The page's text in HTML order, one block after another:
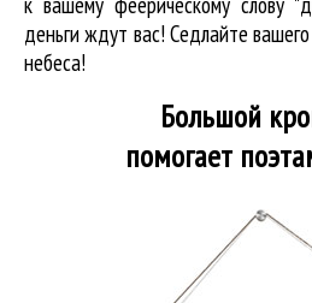
деньги ждут вас! Седлайте
небеса!
Большой
помогает